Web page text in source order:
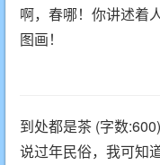
啊，春哪！你讲述着
图画！
到处都是茶 (字数:600)
说过年民俗，我可知